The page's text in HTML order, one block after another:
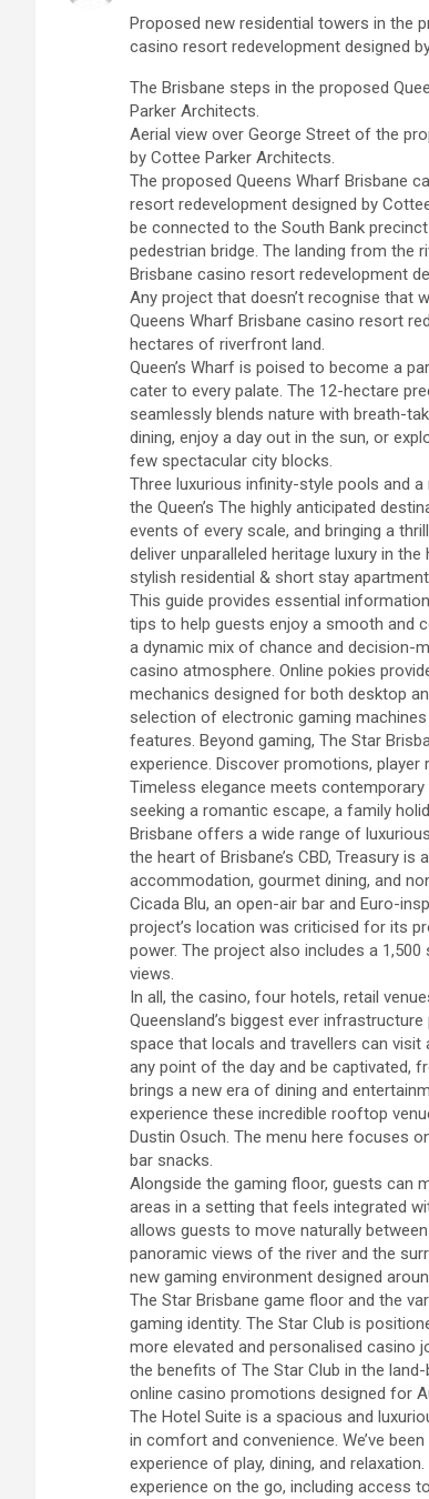
Proposed new residential towers in the
casino resort redevelopment designed
The Brisbane steps in the proposed
Parker Architects.
Aerial view over George Street of the
by Cottee Parker Architects.
The proposed Queens Wharf Brisbane
resort redevelopment designed by
be connected to the South Bank
pedestrian bridge. The landing from the
Brisbane casino resort redevelopment
Any project that doesn’t recognise that
Queens Wharf Brisbane casino resort
hectares of riverfront land.
Queen’s Wharf is poised to become a
cater to every palate. The 12-hectare
seamlessly blends nature with breath-
dining, enjoy a day out in the sun, or
few spectacular city blocks.
Three luxurious infinity-style pools and
the Queen’s The highly anticipated
events of every scale, and bringing a
deliver unparalleled heritage luxury in
stylish residential & short stay
This guide provides essential
tips to help guests enjoy a smooth and
a dynamic mix of chance and decision-
casino atmosphere. Online pokies
mechanics designed for both desktop
selection of electronic gaming
features. Beyond gaming, The Star
experience. Discover promotions, player
Timeless elegance meets
seeking a romantic escape, a family
Brisbane offers a wide range of
the heart of Brisbane’s CBD, Treasury
accommodation, gourmet dining, and
Cicada Blu, an open-air bar and Euro-
project’s location was criticised for its
power. The project also includes a
views.
In all, the casino, four hotels, retail
Queensland’s biggest ever
space that locals and travellers can visit
any point of the day and be captivated,
brings a new era of dining and
experience these incredible rooftop
Dustin Osuch. The menu here focuses
bar snacks.
Alongside the gaming floor, guests can
areas in a setting that feels integrated
allows guests to move naturally
panoramic views of the river and the
new gaming environment designed
The Star Brisbane game floor and the
gaming identity. The Star Club is
more elevated and personalised casino
the benefits of The Star Club in the
online casino promotions designed for
The Hotel Suite is a spacious and
in comfort and convenience. We’ve
experience of play, dining, and
experience on the go, including access